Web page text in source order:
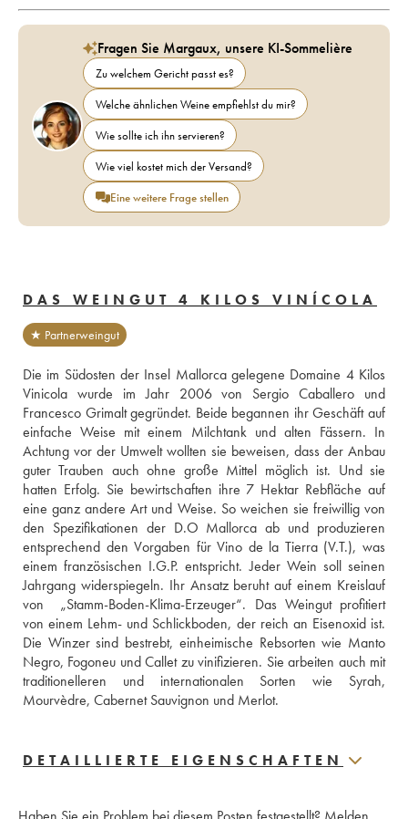
Fragen Sie Margaux, unsere KI-Sommelière
Zu welchem Gericht passt es?
Welche ähnlichen Weine empfiehlst du mir?
Wie sollte ich ihn servieren?
Wie viel kostet mich der Versand?
Eine weitere Frage stellen
DAS WEINGUT 4 KILOS VINÍCOLA
★ Partnerweingut
Die im Südosten der Insel Mallorca gelegene Domaine 4 Kilos
Vinicola wurde im Jahr 2006 von Sergio Caballero und
Francesco Grimalt gegründet. Beide begannen ihr Geschäft auf
einfache Weise mit einem Milchtank und alten Fässern. In
Achtung vor der Umwelt wollten sie beweisen, dass der Anbau
guter Trauben auch ohne große Mittel möglich ist. Und sie
hatten Erfolg. Sie bewirtschaften ihre 7 Hektar Rebfläche auf
eine ganz andere Art und Weise. So weichen sie freiwillig von
den Spezifikationen der D.O Mallorca ab und produzieren
entsprechend den Vorgaben für Vino de la Tierra (V.T.), was
einem französischen I.G.P. entspricht. Jeder Wein soll seinen
Jahrgang widerspiegeln. Ihr Ansatz beruht auf einem Kreislauf
von  „Stamm-Boden-Klima-Erzeuger“. Das Weingut profitiert
von einem Lehm- und Schlickboden, der reich an Eisenoxid ist.
Die Winzer sind bestrebt, einheimische Rebsorten wie Manto
Negro, Fogoneu und Callet zu vinifizieren. Sie arbeiten auch mit
traditionelleren und internationalen Sorten wie Syrah,
Mourvèdre, Cabernet Sauvignon und Merlot.
DETAILLIERTE EIGENSCHAFTEN